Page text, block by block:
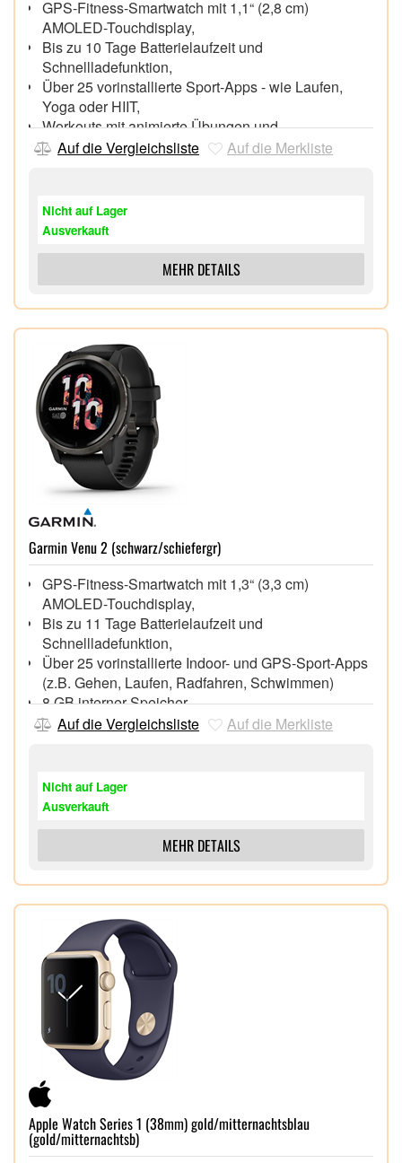
GPS-Fitness-Smartwatch mit 1,1“ (2,8 cm)
AMOLED-Touchdisplay,
Bis zu 10 Tage Batterielaufzeit und
Schnellladefunktion,
Über 25 vorinstallierte Sport-Apps - wie Laufen,
Yoga oder HIIT,
Workouts mit animierte Übungen und
Trainingspläne,
Schlafanalyse, mit Sleep Score zur Schlafqualität
und Insights,
Connected Features wie Smart Notifications und
Notfall-Assistenz,
Wasserdicht bis zu 5 ATM und mit 18 mm
Schnellwechselarmband,
Auf die Vergleichsliste Auf die Merkliste
Nicht auf Lager
Ausverkauft
MEHR DETAILS
Garmin Venu 2 (schwarz/schiefergr)
GPS-Fitness-Smartwatch mit 1,3“ (3,3 cm)
AMOLED-Touchdisplay,
Bis zu 11 Tage Batterielaufzeit und
Schnellladefunktion,
Über 25 vorinstallierte Indoor- und GPS-Sport-Apps
(z.B. Gehen, Laufen, Radfahren, Schwimmen)
8 GB interner Speicher,
Bluetooth®, WLAN, GPS,
(nur mit Android™)
Wasserdicht bis 5 ATM7,
Schnellwechselarmband,
Auf die Vergleichsliste Auf die Merkliste
Nicht auf Lager
Ausverkauft
MEHR DETAILS
Apple Watch Series 1 (38mm) gold/mitternachtsblau
(gold/mitternachtsb)